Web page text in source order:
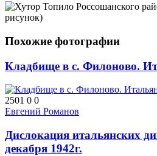
Похожие фотографии
Кладбище в с. Филоново.
2501 0 0
Евгений Романов
Дислокация итальянских
декабря 1942г.